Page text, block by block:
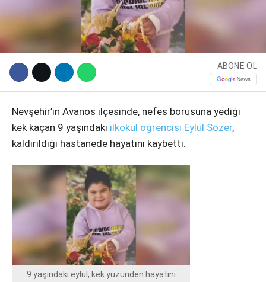
Facebook
Instagram
ABONE OL
Nevşehir’in Avanos ilçesinde, nefes borusuna yediği
kek kaçan 9 yaşındaki ilkokul öğrencisi Eylül Sözer,
kaldırıldığı hastanede hayatını kaybetti.
9 yaşındaki eylül, kek yüzünden hayatını